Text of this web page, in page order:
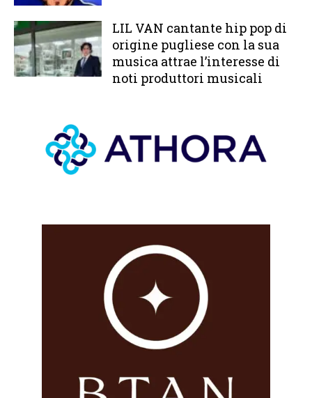
LIL VAN cantante hip pop di
origine pugliese con la sua
musica attrae l’interesse di
noti produttori musicali